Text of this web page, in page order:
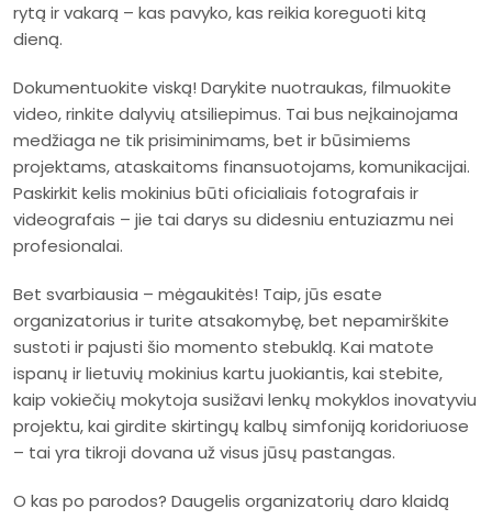
rytą ir vakarą – kas pavyko, kas reikia koreguoti kitą
dieną.
Dokumentuokite viską! Darykite nuotraukas, filmuokite
video, rinkite dalyvių atsiliepimus. Tai bus neįkainojama
medžiaga ne tik prisiminimams, bet ir būsimiems
projektams, ataskaitoms finansuotojams, komunikacijai.
Paskirkit kelis mokinius būti oficialiais fotografais ir
videografais – jie tai darys su didesniu entuziazmu nei
profesionalai.
Bet svarbiausia – mėgaukitės! Taip, jūs esate
organizatorius ir turite atsakomybę, bet nepamirškite
sustoti ir pajusti šio momento stebuklą. Kai matote
ispanų ir lietuvių mokinius kartu juokiantis, kai stebite,
kaip vokiečių mokytoja susižavi lenkų mokyklos inovatyviu
projektu, kai girdite skirtingų kalbų simfoniją koridoriuose
– tai yra tikroji dovana už visus jūsų pastangas.
O kas po parodos? Daugelis organizatorių daro klaidą